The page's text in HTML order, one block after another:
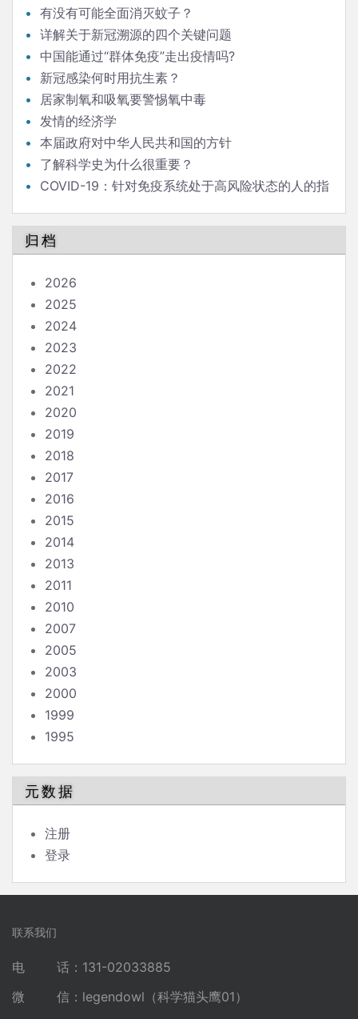
有没有可能全面消灭蚊子？
详解关于新冠溯源的四个关键问题
中国能通过“群体免疫”走出疫情吗?
新冠感染何时用抗生素？
居家制氧和吸氧要警惕氧中毒
发情的经济学
本届政府对中华人民共和国的方针
了解科学史为什么很重要？
COVID-19：针对免疫系统处于高风险状态的人的指
归档
2026
2025
2024
2023
2022
2021
2020
2019
2018
2017
2016
2015
2014
2013
2011
2010
2007
2005
2003
2000
1999
1995
元数据
注册
登录
联系我们
电 话：131-02033885
微 信：legendowl（科学猫头鹰01）